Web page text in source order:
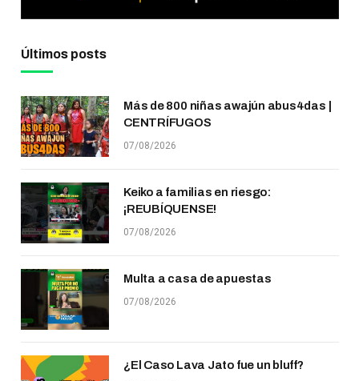
Últimos posts
Más de 800 niñas awajún abus4das |
CENTRÍFUGOS
07/08/2026
Keiko a familias en riesgo:
¡REUBÍQUENSE!
07/08/2026
Multa a casa de apuestas
07/08/2026
¿El Caso Lava Jato fue un bluff?